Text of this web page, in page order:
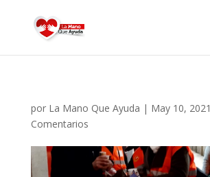
por La Mano Que Ayuda | May 10, 2021
Comentarios